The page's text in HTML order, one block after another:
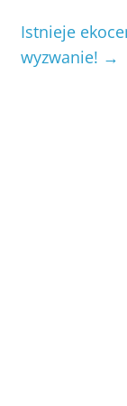
Istnieje
wyzwanie! →